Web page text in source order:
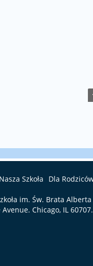
Nasza Szkoła Dla
im. Św. Brata
Chicago, IL